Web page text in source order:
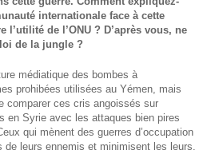
internationale face à cette
l’utilité de l’ONU ? D’après vous, ne
de la jungle ?
médiatique des bombes à
prohibées utilisées au Yémen, mais
comparer ces cris angoissés sur
en Syrie avec les attaques bien pires
qui mènent des guerres d’occupation
de leurs ennemis et minimisent les leurs.